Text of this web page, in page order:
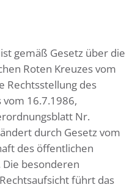
gemäß Gesetz über die
Roten Kreuzes vom
Rechtsstellung des
vom 16.7.1986,
Nr.
durch Gesetz vom
des öffentlichen
Die besonderen
führt das